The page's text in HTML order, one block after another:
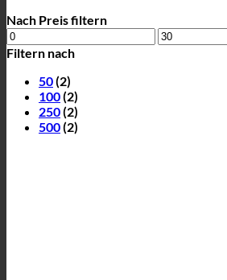
Nach Preis filtern
Min.
Preis
Max.
Preis
Filtern nach
50(2)
100(2)
250(2)
500(2)